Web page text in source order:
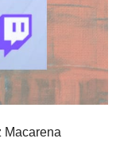
Macarena